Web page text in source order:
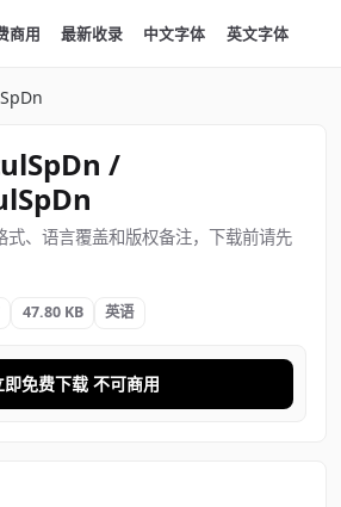
商用 最新收录 中文字体 英文字体
/
式、语言覆盖和版权备注，下载前请先
47.80 KB 英语
即免费下载 不可商用